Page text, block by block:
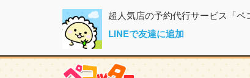
超人気店の予約代行サービス「ペ
LINEで友達に追加